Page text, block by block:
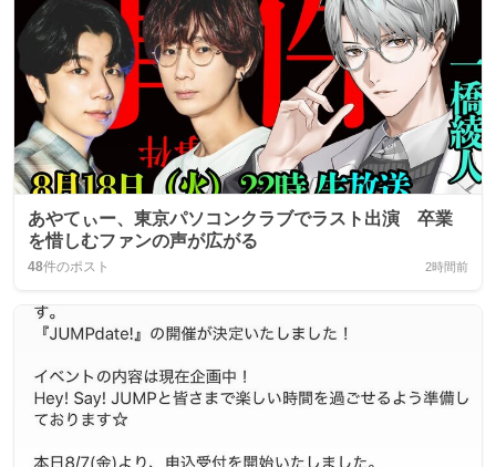
あやてぃー、東京パソコンクラブでラスト出演 卒業
を惜しむファンの声が広がる
48件のポスト 2時間前